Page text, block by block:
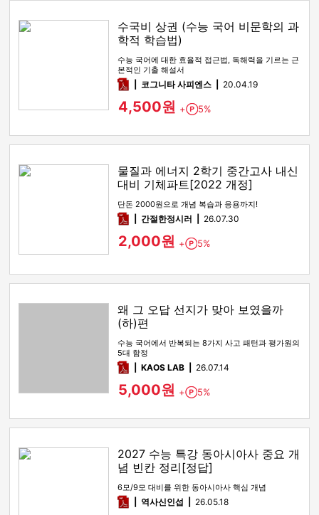
수국비 상권 (수능 국어 비문학의 과
학적 학습법)
수능 국어에 대한 효율적 접근법, 독해력을 기르는 근
본적인 기출 해설서
pdf코그니타 사피엔스 20.04.19
4,500원 + Point
5%
물질과 에너지 2학기 중간고사 내신
대비 기체파트[2022 개정]
단돈 2000원으로 개념 복습과 응용까지!
pdf간절한정시러 26.07.30
2,000원 + Point
5%
왜 그 오답 선지가 맞아 보였을까
(하)편
수능 국어에서 반복되는 8가지 사고 패턴과 평가원의
5대 함정
pdfKAOS LAB 26.07.14
5,000원 + Point
5%
2027 수능 특강 동아시아사 중요 개
념 빈칸 정리[정답]
6모/9모 대비를 위한 동아시아사 핵심 개념
pdf역사신인섭 26.05.18